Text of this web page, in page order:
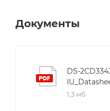
Документы
DS-
1,3 мб